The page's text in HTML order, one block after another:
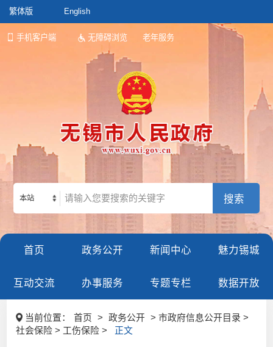
繁体版 English
手机客户端 无障碍浏览 老年服务
本站
首页 政务公开 新闻中心 魅力锡城
互动交流 办事服务 专题专栏 数据开放
当前位置： 首页 > 政务公开
> 市政府信息公开目录 >
社会保险 > 工伤保险 >
正文